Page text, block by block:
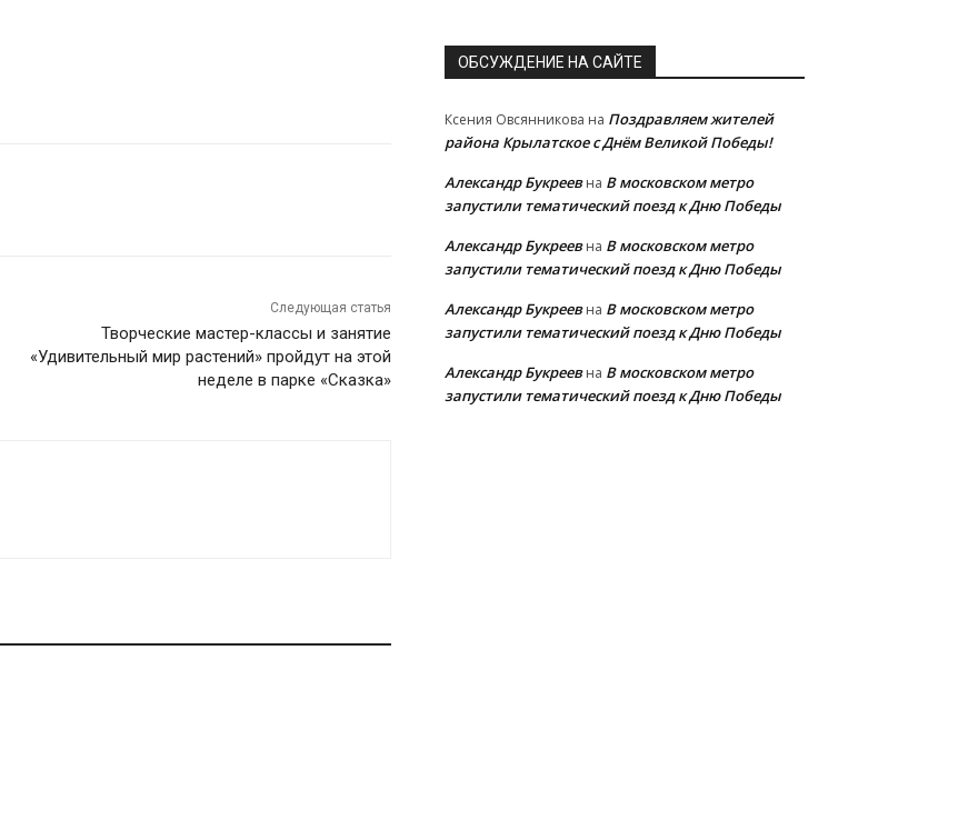
Следующая статья
Творческие мастер-классы и занятие
«Удивительный мир растений» пройдут на этой
неделе в парке «Сказка»
ОБСУЖДЕНИЕ НА САЙТЕ
Ксения Овсянникова на Поздравляем жителей
района Крылатское с Днём Великой Победы!
Александр Букреевна В московском метро
запустили тематический поезд к Дню Победы
Александр Букреевна В московском метро
запустили тематический поезд к Дню Победы
Александр Букреевна В московском метро
запустили тематический поезд к Дню Победы
Александр Букреевна В московском метро
запустили тематический поезд к Дню Победы